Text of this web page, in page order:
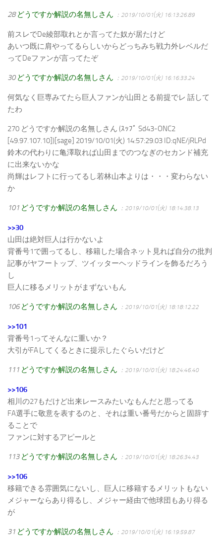
28 どうですか解説の名無しさん ：2019/10/01(火) 16:13:26.89
前スレでDe綾部取れとか言ってた奴が居たけど
あいつ既に肩やってるらしいからどっちみち戦力外レベルだ
ってDeファンが言ってたぞ
30 どうですか解説の名無しさん ：2019/10/01(火) 16:16:33.24
何気なく巨専みてたら巨人ファンが山田とる前提でレ 話して
たわ
270 どうですか解説の名無しさん (ｽｯﾌﾟ Sd43-ONC2
[49.97.107.10])[sage] 2019/10/01(火) 14:57:29.03 ID:qNE/jRLPd
鈴木の代わりに亀澤取れば山田までのつなぎのセカンド補充
に出来ないかな
尚輝はレフトに行ってるし若林山本よりは・・・変わらない
か
101 どうですか解説の名無しさん ：2019/10/01(火) 18:14:38.13
>>30
山田は絶対巨人は行かないよ
背番号1で囲ってるし、移籍した場合ネット見れば自分の批判
記事がヤフートップ、ツイッターヘッドラインを飾るだろう
し
巨人に移るメリットがまずないもん
106 どうですか解説の名無しさん ：2019/10/01(火) 18:18:12.22
>>101
背番号1ってそんなに重いか？
大引がFAしてくるときに提示したぐらいだけど
111 どうですか解説の名無しさん ：2019/10/01(火) 18:24:46.40
>>106
相川の27もだけど出来レースみたいなもんだと思ってる
FA選手に敬意を表するのと、それは重い番号だからと固辞す
ることで
ファンに対するアピールと
113 どうですか解説の名無しさん ：2019/10/01(火) 18:26:34.43
>>106
移籍できる雰囲気にないし、巨人に移籍するメリットもない
メジャーならあり得るし、メジャー経由で他球団もあり得る
が
31 どうですか解説の名無しさん ：2019/10/01(火) 16:19:59.87